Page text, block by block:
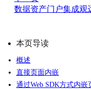
数据资产门户集成观
本页导读
概述
直接页面内嵌
通过Web SDK方式内嵌